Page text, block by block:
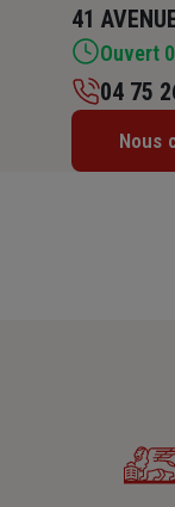
41
Mardi :
04 75
Nous